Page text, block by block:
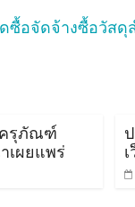
ซื้อจัดจ้างซื้อวัสดุ
ครุภัณฑ์
ผยแพร่